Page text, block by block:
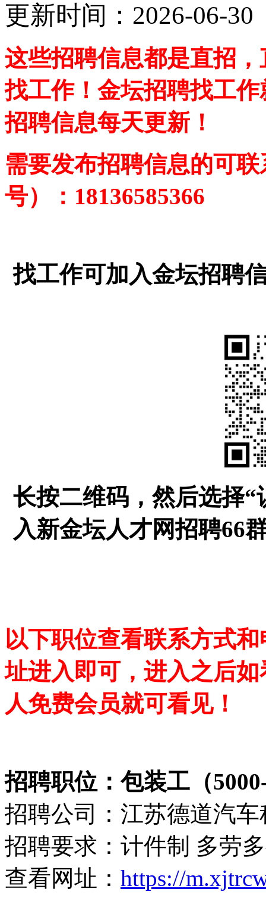
更新时间：2026-06-
这些招聘信息都是直招
找工作！金坛招聘找工
招聘信息每天更新！
需要发布招聘信息的可
号） ：18136585366
找工作可加入金坛招聘
长按二维码，然后选择
入新金坛人才网招聘66
以下职位查看联系方式
址进入即可，进入之后
人免费会员就可看见！
招聘职位：包装工（
招聘公司：江苏德道汽
招聘要求：计件制 多劳
查看网址： https://